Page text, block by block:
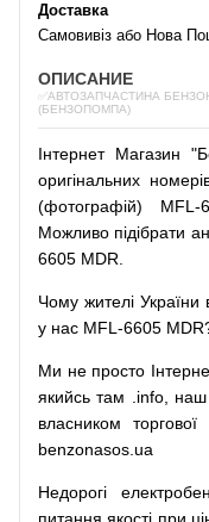
Доставка
Самовивіз або Нова
ОПИСАНИЕ
✅АВТОЗАПЧАСТИНА
(БЕНЗОПОМПА)
Інтернет Магазин "
оригінальних
(фотографій) MFL-
Можливо підібрати
6605 MDR.
Чому жителі України
у нас MFL-6605
Ми не просто
якийсь там .info, наш
власником
торгової
benzonasos.ua
Недорогі